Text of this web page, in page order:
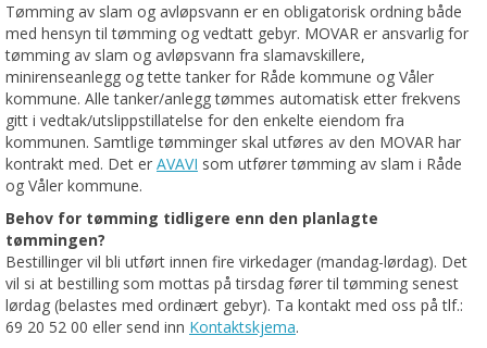
Tømming av slam og avløpsvann er en obligatorisk ordning både
med hensyn til tømming og vedtatt gebyr. MOVAR er ansvarlig for
tømming av slam og avløpsvann fra slamavskillere,
minirenseanlegg og tette tanker for Råde kommune og Våler
kommune. Alle tanker/anlegg tømmes automatisk etter frekvens
gitt i vedtak/utslippstillatelse for den enkelte eiendom fra
kommunen. Samtlige tømminger skal utføres av den MOVAR har
kontrakt med. Det er AVAVI som utfører tømming av slam i Råde
og Våler kommune.
Behov for tømming tidligere enn den planlagte
tømmingen?
Bestillinger vil bli utført innen fire virkedager (mandag-lørdag). Det
vil si at bestilling som mottas på tirsdag fører til tømming senest
lørdag (belastes med ordinært gebyr). Ta kontakt med oss på tlf.:
69 20 52 00 eller send inn Kontaktskjema.